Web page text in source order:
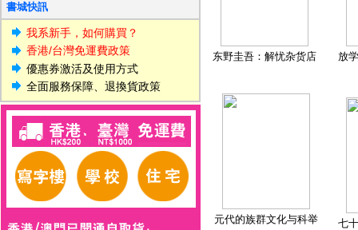
書城快訊
我系新手，如何購買？
香港/台灣免運費政策
優惠券激活及使用方式
全面服務保障、退換貨政策
东野圭吾：解忧杂货店 放
元代的族群文化与科举 七